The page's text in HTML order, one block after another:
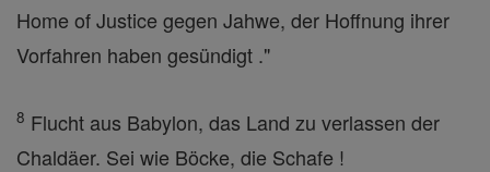
Home of Justice gegen Jahwe, der Hoffnung ihrer
Vorfahren haben gesündigt ."
8 Flucht aus Babylon, das Land zu verlassen der
Chaldäer. Sei wie Böcke, die Schafe !